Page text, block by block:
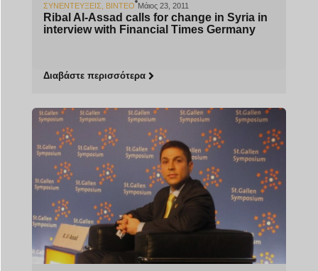
ΣΥΝΕΝΤΕΎΞΕΙΣ ΒΊΝΤΕΟ Μάιος 23, 2011
Ribal Al-Assad calls for change in Syria in
interview with Financial Times Germany
Διαβάστε περισσότερα